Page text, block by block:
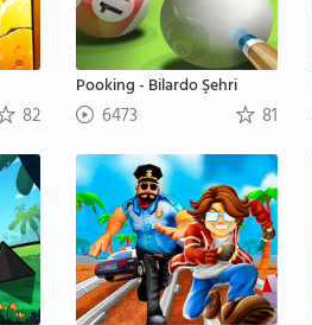
82
Pooking - Bilardo Şehri
6473 81